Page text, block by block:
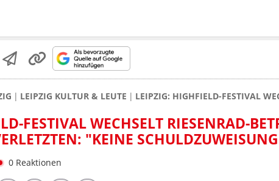
LEIPZIG KULTUR & LEUTE LEIPZIG: HIGHFIELD-FESTIVAL
FESTIVAL WECHSELT RIESENRAD-
"KEINE
0 Reaktionen